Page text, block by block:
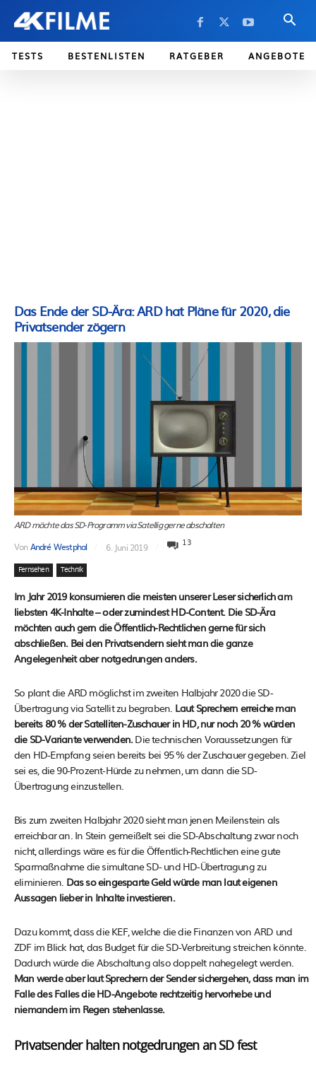
TESTS BESTENLISTEN RATGEBER ANGEBOTE
Das Ende der SD-Ära: ARD hat Pläne für 2020, die
Privatsender zögern
ARD möchte das SD-Programm via Satellig gerne abschalten
VonAndré Westphal 6. Juni 2019 13
Fernsehen Technik
Im Jahr 2019 konsumieren die meisten unserer Leser sicherlich am
liebsten 4K-Inhalte – oder zumindest HD-Content. Die SD-Ära
möchten auch gern die Öffentlich-Rechtlichen gerne für sich
abschließen. Bei den Privatsendern sieht man die ganze
Angelegenheit aber notgedrungen anders.
So plant die ARD möglichst im zweiten Halbjahr 2020 die SD-
Übertragung via Satellit zu begraben. Laut Sprechern erreiche man
bereits 80 % der Satelliten-Zuschauer in HD, nur noch 20 % würden
die SD-Variante verwenden.Die technischen Voraussetzungen für
den HD-Empfang seien bereits bei 95 % der Zuschauer gegeben. Ziel
sei es, die 90-Prozent-Hürde zu nehmen, um dann die SD-
Übertragung einzustellen.
Bis zum zweiten Halbjahr 2020 sieht man jenen Meilenstein als
erreichbar an. In Stein gemeißelt sei die SD-Abschaltung zwar noch
nicht, allerdings wäre es für die Öffentlich-Rechtlichen eine gute
Sparmaßnahme die simultane SD- und HD-Übertragung zu
eliminieren. Das so eingesparte Geld würde man laut eigenen
Aussagen lieber in Inhalte investieren.
Dazu kommt, dass die KEF, welche die die Finanzen von ARD und
ZDF im Blick hat, das Budget für die SD-Verbreitung streichen könnte.
Dadurch würde die Abschaltung also doppelt nahegelegt werden.
Man werde aber laut Sprechern der Sender sichergehen, dass man im
Falle des Falles die HD-Angebote rechtzeitig hervorhebe und
niemandem im Regen stehenlasse.
Privatsender halten notgedrungen an SD fest